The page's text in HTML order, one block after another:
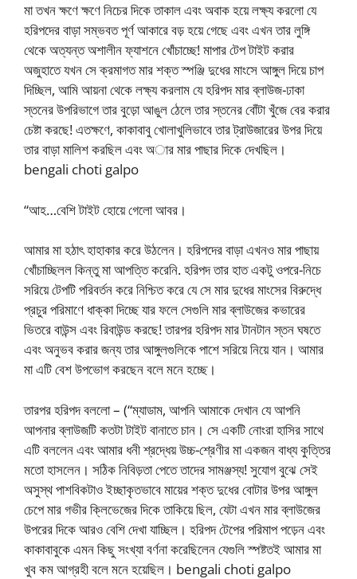
মা তখন ক্ষণে ক্ষণে নিচের দিকে তাকাল এবং অবাক হয়ে লক্ষ্য করলো যে
হরিপদের বাড়া সম্ভবত পূর্ণ আকারে বড় হয়ে গেছে এবং এখন তার লুঙ্গি
থেকে অত্যন্ত অশালীন ফ্যাশনে খোঁচাচ্ছে! মাপার টেপ টাইট করার
অজুহাতে যখন সে ক্রমাগত মার শক্ত স্পঞ্জি দুধের মাংসে আঙ্গুল দিয়ে চাপ
দিচ্ছিল, আমি আয়না থেকে লক্ষ্য করলাম যে হরিপদ মার ব্লাউজ-ঢাকা
স্তনের উপরিভাগে তার বুড়ো আঙুল ঠেলে তার স্তনের বোঁটা খুঁজে বের করার
চেষ্টা করছে! এতক্ষণে, কাকাবাবু খোলাখুলিভাবে তার ট্রাউজারের উপর দিয়ে
তার বাড়া মালিশ করছিল এবং অার মার পাছার দিকে দেখছিল।
bengali choti galpo
“আহ…বেশি টাইট হোয়ে গেলো আবর।
আমার মা হঠাৎ হাহাকার করে উঠলেন। হরিপদের বাড়া এখনও মার পাছায়
খোঁচাচ্ছিলল কিন্তু মা আপত্তি করেনি. হরিপদ তার হাত একটু ওপরে-নিচে
সরিয়ে টেপটি পরিবর্তন করে নিশ্চিত করে যে সে মার দুধের মাংসের বিরুদ্ধে
প্রচুর পরিমাণে ধাক্কা দিচ্ছে যার ফলে সেগুলি মার ব্লাউজের কভারের
ভিতরে বাউন্স এবং রিবাউন্ড করছে! তারপর হরিপদ মার টানটান স্তন ঘষতে
এবং অনুভব করার জন্য তার আঙ্গুলগুলিকে পাশে সরিয়ে নিয়ে যান। আমার
মা এটি বেশ উপভোগ করছেন বলে মনে হচ্ছে।
তারপর হরিপদ বললো – (“ম্যাডাম, আপনি আমাকে দেখান যে আপনি
আপনার ব্লাউজটি কতটা টাইট বানাতে চান। সে একটি নোংরা হাসির সাথে
এটি বললেন এবং আমার ধনী শ্রদ্ধেয় উচ্চ-শ্রেণীর মা একজন বাধ্য কুত্তির
মতো হাসলেন। সঠিক নিবিড়তা পেতে তাদের সামঞ্জস্য! সুযোগ বুঝে সেই
অসুস্থ পাশবিকটাও ইচ্ছাকৃতভাবে মায়ের শক্ত দুধের বোটার উপর আঙ্গুল
চেপে মার গভীর ক্লিভেজের দিকে তাকিয়ে ছিল, যেটা এখন মার ব্লাউজের
উপরের দিকে আরও বেশি দেখা যাচ্ছিল। হরিপদ টেপের পরিমাপ পড়েন এবং
কাকাবাবুকে এমন কিছু সংখ্যা বর্ণনা করেছিলেন যেগুলি স্পষ্টতই আমার মা
খুব কম আগ্রহী বলে মনে হয়েছিল। bengali choti galpo